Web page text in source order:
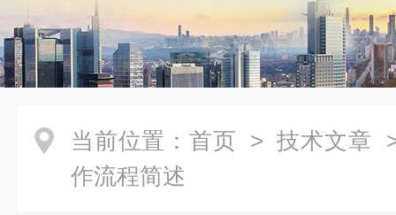
当前位置： 首页 > 技术文章
作流程简述